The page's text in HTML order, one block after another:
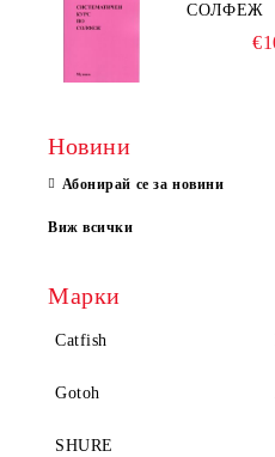
СОЛФЕЖ
Новини
Абонирай се за новини
Виж всички
Марки
Catfish
Gotoh
SHURE